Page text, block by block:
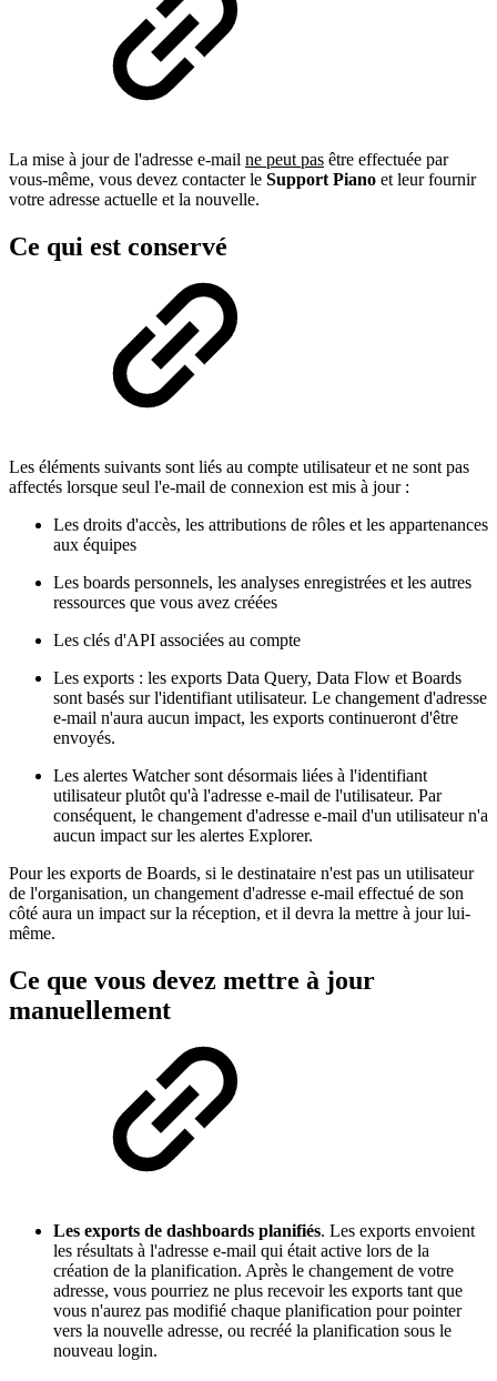
La mise à jour de l'adresse e-mail ne peut pas être effectuée par
vous-même, vous devez contacter le Support Piano et leur fournir
votre adresse actuelle et la nouvelle.
Ce qui est conservé
Les éléments suivants sont liés au compte utilisateur et ne sont pas
affectés lorsque seul l'e-mail de connexion est mis à jour :
Les droits d'accès, les attributions de rôles et les appartenances
aux équipes
Les boards personnels, les analyses enregistrées et les autres
ressources que vous avez créées
Les clés d'API associées au compte
Les exports : les exports Data Query, Data Flow et Boards
sont basés sur l'identifiant utilisateur. Le changement d'adresse
e-mail n'aura aucun impact, les exports continueront d'être
envoyés.
Les alertes Watcher sont désormais liées à l'identifiant
utilisateur plutôt qu'à l'adresse e-mail de l'utilisateur. Par
conséquent, le changement d'adresse e-mail d'un utilisateur n'a
aucun impact sur les alertes Explorer.
Pour les exports de Boards, si le destinataire n'est pas un utilisateur
de l'organisation, un changement d'adresse e-mail effectué de son
côté aura un impact sur la réception, et il devra la mettre à jour lui-
même.
Ce que vous devez mettre à jour
manuellement
Les exports de dashboards planifiés. Les exports envoient
les résultats à l'adresse e-mail qui était active lors de la
création de la planification. Après le changement de votre
adresse, vous pourriez ne plus recevoir les exports tant que
vous n'aurez pas modifié chaque planification pour pointer
vers la nouvelle adresse, ou recréé la planification sous le
nouveau login.